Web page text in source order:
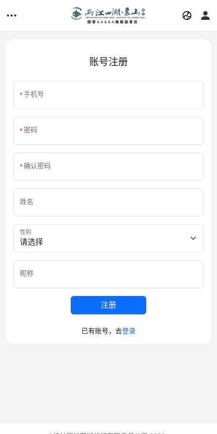
账号注册
手机号
密码
确认密码
姓名
性别
昵称
注册
已有账号，去登录